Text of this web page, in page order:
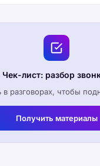
Чек-лист: разбор
в разговорах, чтобы
Получить материалы